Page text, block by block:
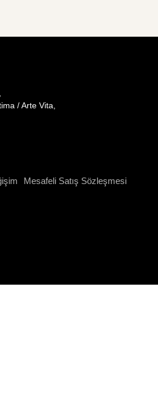
/ Arte Vita,
Mesafeli Satış Sözleşmesi